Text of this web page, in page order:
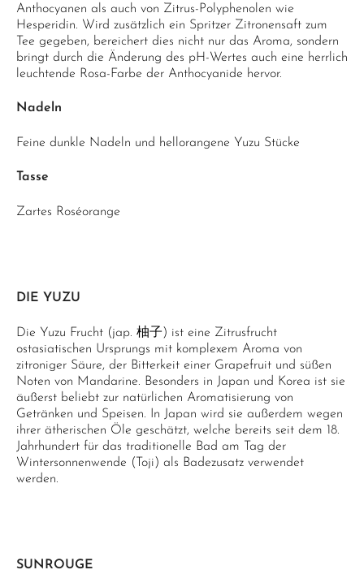
Anthocyanen als auch von Zitrus-Polyphenolen wie
Hesperidin. Wird zusätzlich ein Spritzer Zitronensaft zum
Tee gegeben, bereichert dies nicht nur das Aroma, sondern
bringt durch die Änderung des pH-Wertes auch eine herrlich
leuchtende Rosa-Farbe der Anthocyanide hervor.
Nadeln
Feine dunkle Nadeln und hellorangene Yuzu Stücke
Tasse
Zartes Roséorange
DIE YUZU
Die Yuzu Frucht (jap. 柚子) ist eine Zitrusfrucht
ostasiatischen Ursprungs mit komplexem Aroma von
zitroniger Säure, der Bitterkeit einer Grapefruit und süßen
Noten von Mandarine. Besonders in Japan und Korea ist sie
äußerst beliebt zur natürlichen Aromatisierung von
Getränken und Speisen. In Japan wird sie außerdem wegen
ihrer ätherischen Öle geschätzt, welche bereits seit dem 18.
Jahrhundert für das traditionelle Bad am Tag der
Wintersonnenwende (Toji) als Badezusatz verwendet
werden.
SUNROUGE